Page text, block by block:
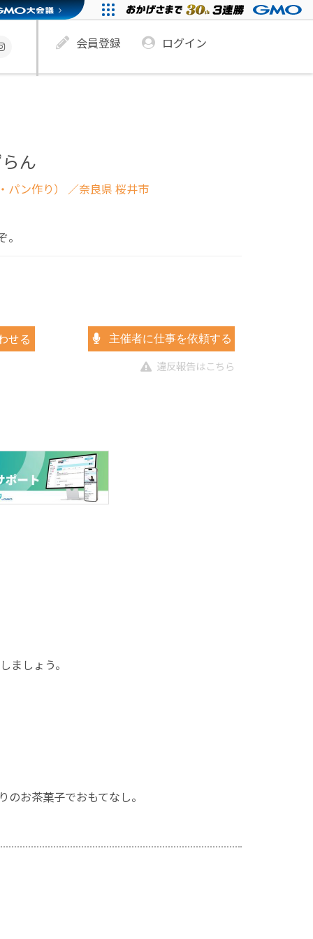
会員登録 ログイン
ん
ン作り） ／奈良県 桜井市
せる 主催者に仕事を依頼する
違反報告はこちら
ましょう。
お茶菓子でおもてなし。